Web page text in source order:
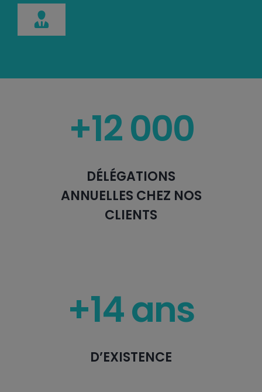
+12 000
DÉLÉGATIONS
ANNUELLES CHEZ NOS
CLIENTS
+14 ans
D’EXISTENCE